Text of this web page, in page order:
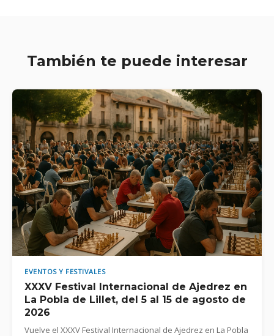
También te puede interesar
EVENTOS Y FESTIVALES
XXXV Festival Internacional de Ajedrez en
La Pobla de Lillet, del 5 al 15 de agosto de
2026
Vuelve el XXXV Festival Internacional de Ajedrez en La Pobla